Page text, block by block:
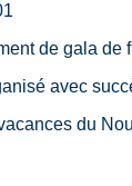
de gala de
avec
du